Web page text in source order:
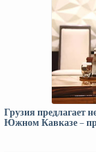
Грузия предлагает
Южном Кавказе –